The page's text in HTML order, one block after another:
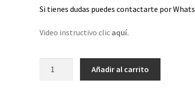
Si tienes dudas puedes contactarte por
Video instructivo clic aquí.
Añadir al carrito